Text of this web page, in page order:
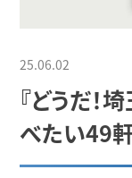
25.06.02
『どうだ！
べたい49